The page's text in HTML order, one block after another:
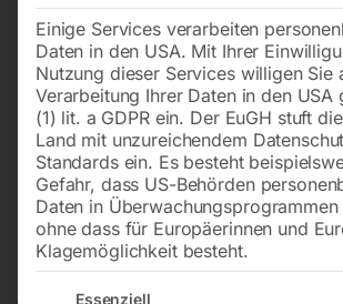
Kappe/
Einige Services verarbeiten
Daten in den USA. Mit Ihrer
Nutzung dieser Services willigen Sie
Verarbeitung Ihrer Daten in den USA
(1) lit. a GDPR ein. Der EuGH stuft
Land mit unzureichendem
Standards ein. Es besteht
Gefahr, dass US-Behörden
Daten in
ohne dass für Europäerinnen und
Klagemöglichkeit besteht.
Es folgt eine Liste der Service-Gruppen,
Essenziell